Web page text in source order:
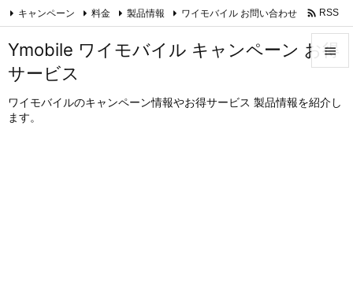
Ymobile ワイモバイル キャンペーン お得
サービス
ワイモバイルのキャンペーン情報やお得サービス 製品情報を紹介し
ます。

メニュ
キャンペーン 料金 製品情報 ワイモバイル お問い合わせ  RSS